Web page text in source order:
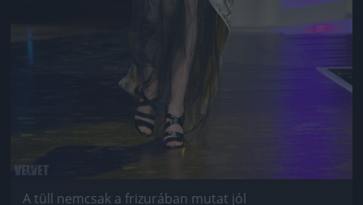
A tüll nemcsak a frizurában mutat jól